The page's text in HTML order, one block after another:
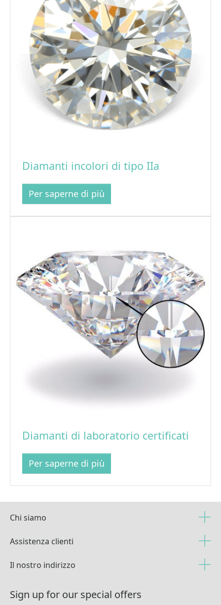
Diamanti incolori di tipo IIa
Per saperne di più
Diamanti di laboratorio certificati
Per saperne di più
Chi siamo
Assistenza clienti
Il nostro indirizzo
Sign up for our special offers